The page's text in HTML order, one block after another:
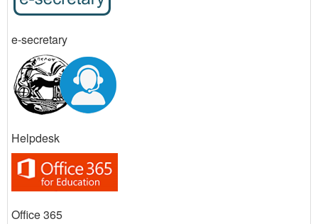
e-secretary
Helpdesk
Office 365